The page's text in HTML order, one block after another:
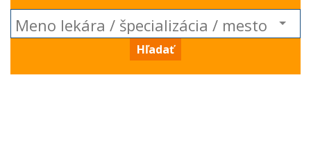
Hľadať